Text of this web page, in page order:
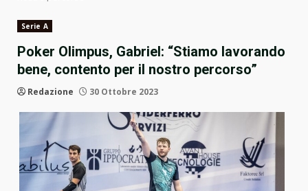
Serie A
Poker Olimpus, Gabriel: “Stiamo lavorando
bene, contento per il nostro percorso”
Redazione 30 Ottobre 2023